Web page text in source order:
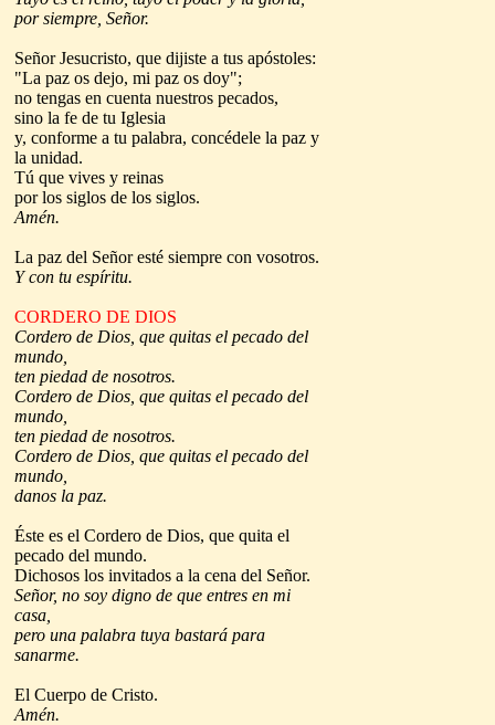
por siempre, Señor.
Señor Jesucristo, que dijiste a tus apóstoles:
"La paz os dejo, mi paz os doy";
no tengas en cuenta nuestros pecados,
sino la fe de tu Iglesia
y, conforme a tu palabra, concédele la paz y
la unidad.
Tú que vives y reinas
por los siglos de los siglos.
Amén.
La paz del Señor esté siempre con vosotros.
Y con tu espíritu.
CORDERO DE DIOS
Cordero de Dios, que quitas el pecado del
mundo,
ten piedad de nosotros.
Cordero de Dios, que quitas el pecado del
mundo,
ten piedad de nosotros.
Cordero de Dios, que quitas el pecado del
mundo,
danos la paz.
Éste es el Cordero de Dios, que quita el
pecado del mundo.
Dichosos los invitados a la cena del Señor.
Señor, no soy digno de que entres en mi
casa,
pero una palabra tuya bastará para
sanarme.
El Cuerpo de Cristo.
Amén.